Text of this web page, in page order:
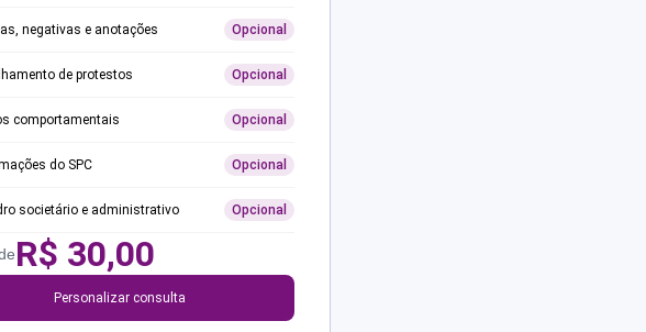
negativas e anotações Opcional
de protestos Opcional
comportamentais Opcional
do SPC Opcional
societário e administrativo Opcional
R$ 30,00
Personalizar consulta